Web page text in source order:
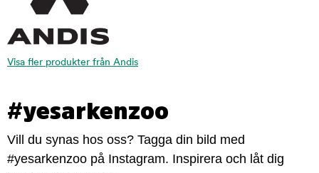
Visa fler produkter från Andis
#yesarkenzoo
Vill du synas hos oss? Tagga din bild med
#yesarkenzoo på Instagram. Inspirera och låt dig